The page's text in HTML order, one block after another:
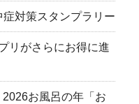
対策スタンプラリー
リがさらにお得に進
2026お風呂の年「お